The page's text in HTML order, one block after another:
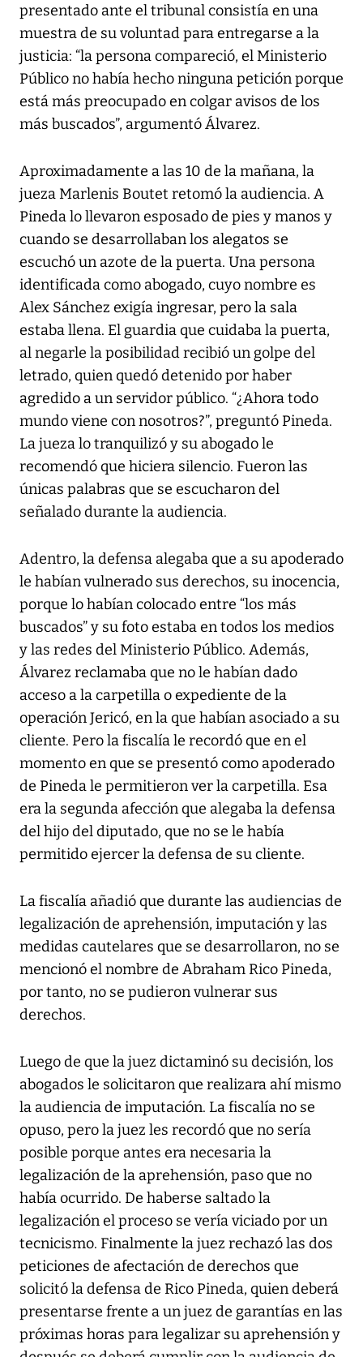
presentado ante el tribunal consistía en una
muestra de su voluntad para entregarse a la
justicia: “la persona compareció, el Ministerio
Público no había hecho ninguna petición porque
está más preocupado en colgar avisos de los
más buscados”, argumentó Álvarez.
Aproximadamente a las 10 de la mañana, la
jueza Marlenis Boutet retomó la audiencia. A
Pineda lo llevaron esposado de pies y manos y
cuando se desarrollaban los alegatos se
escuchó un azote de la puerta. Una persona
identificada como abogado, cuyo nombre es
Alex Sánchez exigía ingresar, pero la sala
estaba llena. El guardia que cuidaba la puerta,
al negarle la posibilidad recibió un golpe del
letrado, quien quedó detenido por haber
agredido a un servidor público. “¿Ahora todo
mundo viene con nosotros?”, preguntó Pineda.
La jueza lo tranquilizó y su abogado le
recomendó que hiciera silencio. Fueron las
únicas palabras que se escucharon del
señalado durante la audiencia.
Adentro, la defensa alegaba que a su apoderado
le habían vulnerado sus derechos, su inocencia,
porque lo habían colocado entre “los más
buscados” y su foto estaba en todos los medios
y las redes del Ministerio Público. Además,
Álvarez reclamaba que no le habían dado
acceso a la carpetilla o expediente de la
operación Jericó, en la que habían asociado a su
cliente. Pero la fiscalía le recordó que en el
momento en que se presentó como apoderado
de Pineda le permitieron ver la carpetilla. Esa
era la segunda afección que alegaba la defensa
del hijo del diputado, que no se le había
permitido ejercer la defensa de su cliente.
La fiscalía añadió que durante las audiencias de
legalización de aprehensión, imputación y las
medidas cautelares que se desarrollaron, no se
mencionó el nombre de Abraham Rico Pineda,
por tanto, no se pudieron vulnerar sus
derechos.
Luego de que la juez dictaminó su decisión, los
abogados le solicitaron que realizara ahí mismo
la audiencia de imputación. La fiscalía no se
opuso, pero la juez les recordó que no sería
posible porque antes era necesaria la
legalización de la aprehensión, paso que no
había ocurrido. De haberse saltado la
legalización el proceso se vería viciado por un
tecnicismo. Finalmente la juez rechazó las dos
peticiones de afectación de derechos que
solicitó la defensa de Rico Pineda, quien deberá
presentarse frente a un juez de garantías en las
próximas horas para legalizar su aprehensión y